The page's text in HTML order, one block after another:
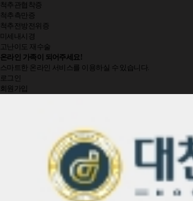
척추관협착증
척추측만증
척추전방전위증
미세내시경
고난이도 재수술
온라인 가족이 되어주세요!
스마트한 온라인 서비스를 이용하실 수 있습니다.
로그인
회원가입